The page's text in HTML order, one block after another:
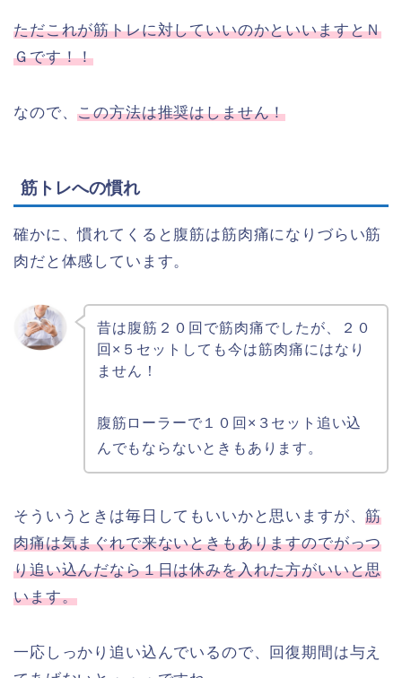
ただこれが筋トレに対していいのかといいますとＮ
Ｇです！！
なので、この方法は推奨はしません！
筋トレへの慣れ
確かに、慣れてくると腹筋は筋肉痛になりづらい筋
肉だと体感しています。
昔は腹筋２０回で筋肉痛でしたが、２０
回×５セットしても今は筋肉痛にはなり
ません！
腹筋ローラーで１０回×３セット追い込
んでもならないときもあります。
そういうときは毎日してもいいかと思いますが、筋
肉痛は気まぐれで来ないときもありますのでがっつ
り追い込んだなら１日は休みを入れた方がいいと思
います。
一応しっかり追い込んでいるので、回復期間は与え